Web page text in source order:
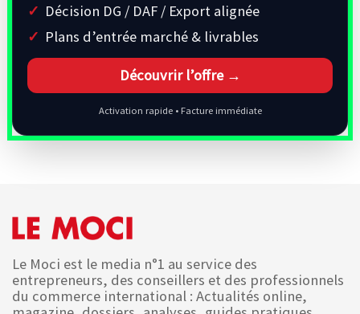
Décision DG / DAF / Export alignée
Plans d’entrée marché & livrables
Découvrir l’offre →
Activation rapide • Facture immédiate
Le Moci est le media n°1 au service des
entrepreneurs, des conseillers et des professionnels
du commerce international : Actualités online,